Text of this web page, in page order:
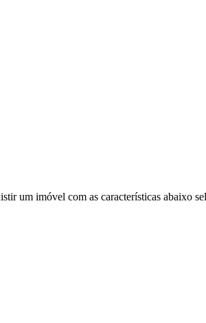
um imóvel com as características abaixo